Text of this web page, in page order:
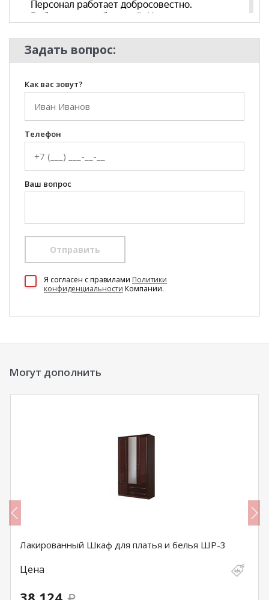
Задать вопрос:
Как вас зовут?
Телефон
Ваш вопрос
Отправить
Я согласен c правилами Политики
конфиденциальности Компании.
Могут дополнить
Лакированный Шкаф для платья и белья ШР-3
Цена